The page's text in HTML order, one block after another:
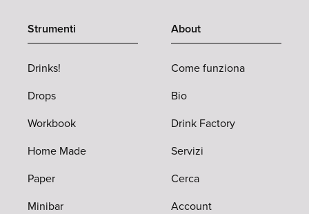
Strumenti
Drinks!
Drops
Workbook
Home Made
Paper
Minibar
About
Come funziona
Bio
Drink Factory
Servizi
Cerca
Account